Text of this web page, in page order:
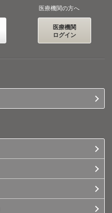
医療機関の方へ
医療機関
ログイン